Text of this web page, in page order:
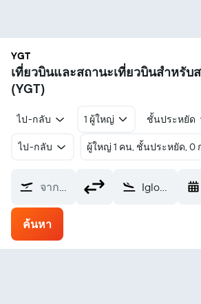
YGT
เที่ยวบินและสถานะเที่ยวบินสำหรั
(YGT)
ไป-กลับ 1 ผู้ใหญ่ ชั้นประหยัด
ไป-กลับ ผู้ใหญ่ 1 คน, ชั้นประหยัด, 0
จากที่ไหน? Igloolik (YGT)
ค้นหา